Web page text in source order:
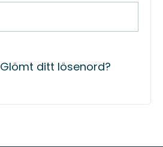
Glömt ditt lösenord?